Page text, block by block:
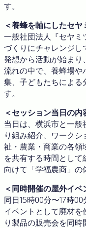
す。
＜養蜂を軸にしたセ
一般社団法人『セヤミ
づくりにチャレンジ
発想から活動が始まり
流れの中で、養蜂場
集、子どもたちによ
す。
＜セッション当日の内
当日は、横浜市と一
り組み紹介、ワーク
祉・農業・商業の各
を共有する時間として
向けて「学福農商」
＜同時開催の屋外イベ
同日15時00分〜17時
イベントとして廃材
り製品の販売会を同時